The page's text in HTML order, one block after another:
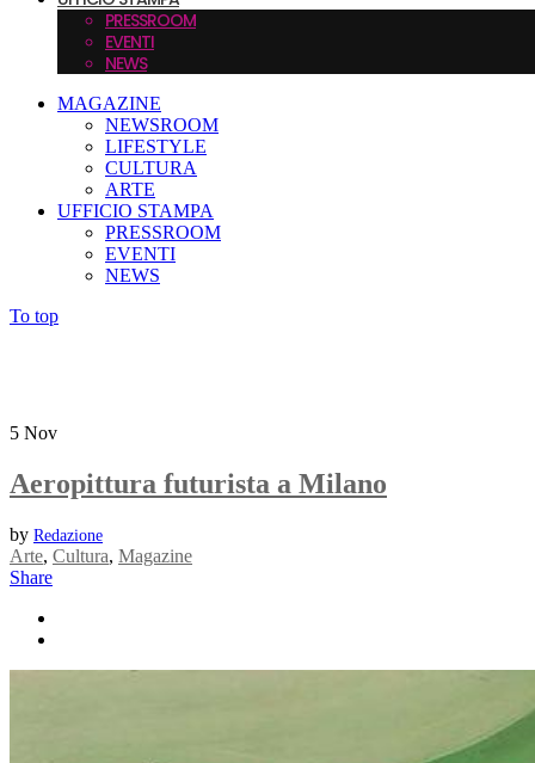
PRESSROOM
EVENTI
NEWS
MAGAZINE
NEWSROOM
LIFESTYLE
CULTURA
ARTE
UFFICIO STAMPA
PRESSROOM
EVENTI
NEWS
To top
5 Nov
Aeropittura futurista a Milano
by Redazione
Arte, Cultura, Magazine
Share